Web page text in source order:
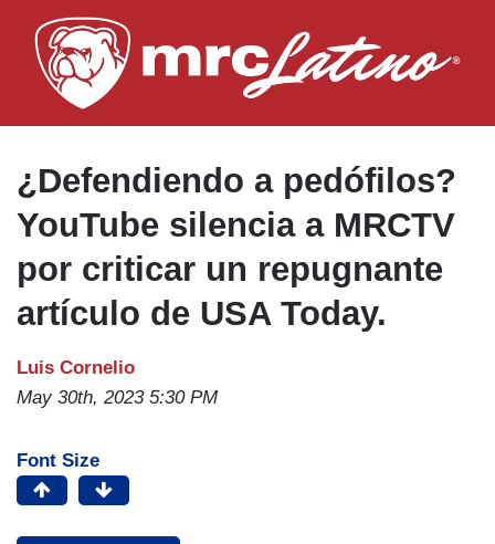
to
main
¿Defendiendo a pedófilos?
YouTube silencia a MRCTV
por criticar un repugnante
artículo de USA Today.
Luis Cornelio
May 30th, 2023 5:30 PM
Font Size